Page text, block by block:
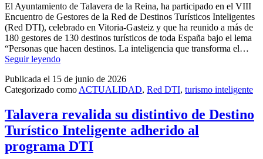
El Ayuntamiento de Talavera de la Reina, ha participado en el VIII
Encuentro de Gestores de la Red de Destinos Turísticos Inteligentes
(Red DTI), celebrado en Vitoria-Gasteiz y que ha reunido a más de
180 gestores de 130 destinos turísticos de toda España bajo el lema
“Personas que hacen destinos. La inteligencia que transforma el…
Seguir leyendoTalavera
su
apuesta
un
turismo
inteligente
y
sostenible
Publicada el 15 de junio de 2026
Categorizado como ACTUALIDAD, Red DTI, turismo inteligente
Talavera revalida su distintivo de Destino
Turístico Inteligente adherido al
programa DTI